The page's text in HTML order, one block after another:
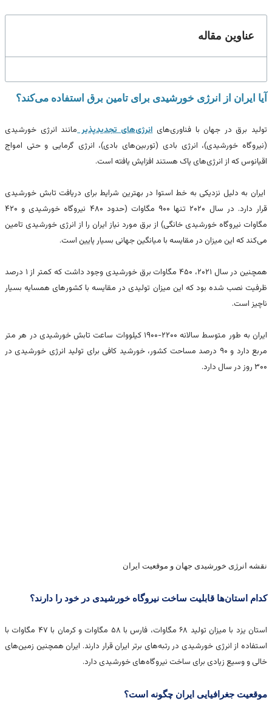
عناوین مقاله
آیا ایران از انرژی خورشیدی برای تامین برق استفاده می‌کند؟
تولید برق در جهان با فناوری‌هایانرژی‌های تجدیدپذیرمانند انرژی خورشیدی
(نیروگاه خورشیدی)، انرژی بادی (توربین‌های بادی)، انرژی گرمایی و حتی امواج
اقیانوس که از انرژی‌های پاک هستند افزایش یافته است.
ایران به دلیل نزدیکی به خط استوا در بهترین شرایط برای دریافت تابش خورشیدی
قرار دارد. در سال ۲۰۲۰ تنها ۹۰۰ مگاوات (حدود ۴۸۰ نیروگاه خورشیدی و ۴۲۰
مگاوات نیروگاه خورشیدی خانگی) از برق مورد نیاز ایران را از انرژی خورشیدی تامین
می‌کند که این میزان در مقایسه با میانگین جهانی بسیار پایین است.
همچنین در سال ۲۰۲۱، ۴۵۰ مگاوات برق خورشیدی وجود داشت که کمتر از ۱ درصد
ظرفیت نصب شده بود که این میزان تولیدی در مقایسه با کشور‌های همسایه بسیار
ناچیز است.
ایران به طور متوسط ​​سالانه ۲۲۰۰-۱۹۰۰ کیلووات ساعت تابش خورشیدی در هر متر
مربع دارد و ۹۰ درصد مساحت کشور، خورشید کافی برای تولید انرژی خورشیدی در
۳۰۰ روز در سال دارد.
نقشه انرژی خورشیدی جهان و موقعیت ایران
کدام استان‌ها قابلیت ساخت نیروگاه خورشیدی در خود را دارند؟
استان یزد با میزان تولید ۶۸ مگاوات، فارس با ۵۸ مگاوات و کرمان با ۴۷ مگاوات با
استفاده از انرژی خورشیدی در رتبه‌های برتر ایران قرار دارند. ایران همچنین زمین‌های
خالی و وسیع زیادی برای ساخت نیروگاه‌های خورشیدی دارد.
موقعیت جغرافیایی ایران چگونه است؟